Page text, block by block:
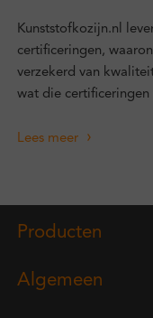
Kunststofkozijn.nl
certificeringen,
verzekerd van
wat die certificeringen
Lees meer
Producten
Algemeen